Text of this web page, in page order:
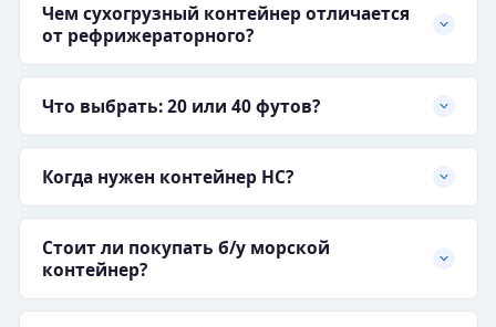
Чем сухогрузный контейнер отличается
от рефрижераторного?
Что выбрать: 20 или 40 футов?
Когда нужен контейнер HC?
Стоит ли покупать б/у морской
контейнер?